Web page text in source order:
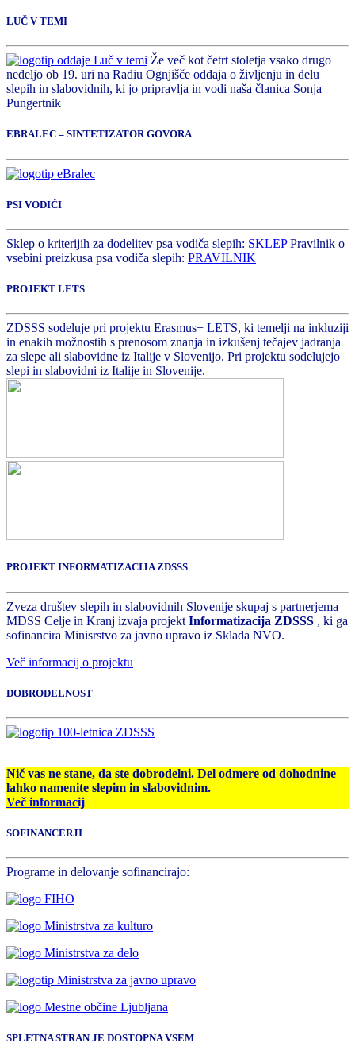
LUČ V TEMI
Že več kot četrt stoletja vsako drugo
nedeljo ob 19. uri na Radiu Ognjišče oddaja o življenju in delu
slepih in slabovidnih, ki jo pripravlja in vodi naša članica Sonja
Pungertnik
EBRALEC – SINTETIZATOR GOVORA
PSI VODIČI
Sklep o kriterijih za dodelitev psa vodiča slepih: SKLEPPravilnik o
vsebini preizkusa psa vodiča slepih: PRAVILNIK
PROJEKT LETS
ZDSSS sodeluje pri projektu Erasmus+ LETS, ki temelji na inkluziji
in enakih možnostih s prenosom znanja in izkušenj tečajev jadranja
za slepe ali slabovidne iz Italije v Slovenijo. Pri projektu sodelujejo
slepi in slabovidni iz Italije in Slovenije.
PROJEKT INFORMATIZACIJA ZDSSS
Zveza društev slepih in slabovidnih Slovenije skupaj s partnerjema
MDSS Celje in Kranj izvaja projekt Informatizacija ZDSSS , ki ga
sofinancira Minisrstvo za javno upravo iz Sklada NVO.
Več informacij o projektu
DOBRODELNOST
Nič vas ne stane, da ste dobrodelni. Del odmere od dohodnine
lahko namenite slepim in slabovidnim.
Več informacij
SOFINANCERJI
Programe in delovanje sofinancirajo:
SPLETNA STRAN JE DOSTOPNA VSEM